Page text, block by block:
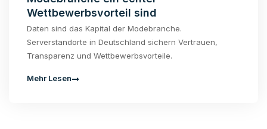
Wettbewerbsvorteil sind
Daten sind das Kapital der Modebranche.
Serverstandorte in Deutschland sichern Vertrauen,
Transparenz und Wettbewerbsvorteile.
Mehr Lesen